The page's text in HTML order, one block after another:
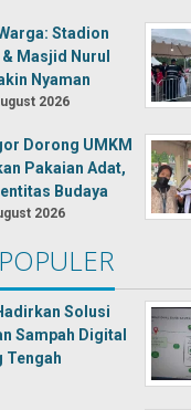
Stadion
Masjid Nurul
Nyaman
2026
Dorong UMKM
Pakaian Adat,
Budaya
2026
Solusi
Sampah Digital
Tengah